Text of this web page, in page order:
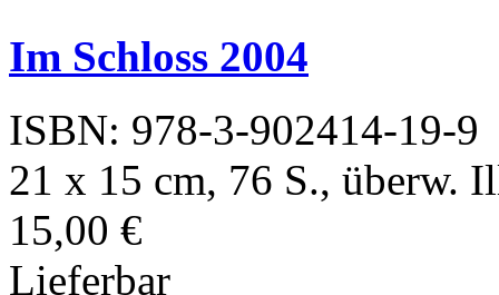
Im Schloss 2004
ISBN: 978-3-902414-19-9
21 x 15 cm, 76 S., überw.
15,00 €
Lieferbar